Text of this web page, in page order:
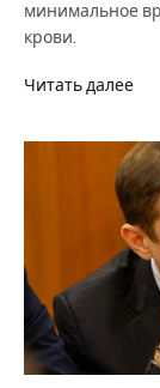
минимальное
крови.
Читать далее